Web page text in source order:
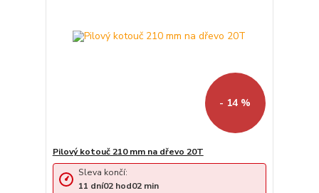
- 14 %
Pilový kotouč 210 mm na dřevo 20T
Sleva končí:
11 dní02 hod02 min